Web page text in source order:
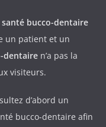
santé bucco-dentaire
un patient et un
dentaire n’a pas la
visiteurs.
d’abord un
bucco-dentaire afin